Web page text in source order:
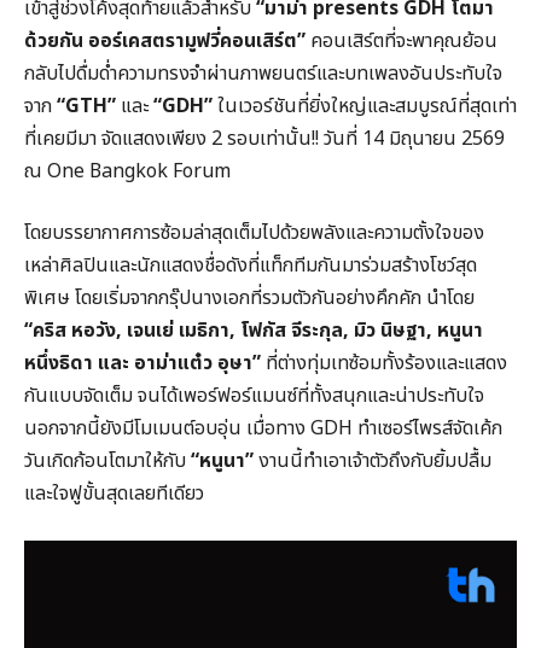
เข้าสู่ช่วงโค้งสุดท้ายแล้วสำหรับ“มาม่า presents GDH โตมา
ด้วยกัน ออร์เคสตรามูฟวี่คอนเสิร์ต” คอนเสิร์ตที่จะพาคุณย้อน
กลับไปดื่มด่ำความทรงจำผ่านภาพยนตร์และบทเพลงอันประทับใจ
จาก“GTH” และ“GDH”ในเวอร์ชันที่ยิ่งใหญ่และสมบูรณ์ที่สุดเท่า
ที่เคยมีมา จัดแสดงเพียง 2 รอบเท่านั้น!! วันที่ 14 มิถุนายน 2569
ณ One Bangkok Forum
โดยบรรยากาศการซ้อมล่าสุดเต็มไปด้วยพลังและความตั้งใจของ
เหล่าศิลปินและนักแสดงชื่อดังที่แท็กทีมกันมาร่วมสร้างโชว์สุด
พิเศษ โดยเริ่มจากกรุ๊ปนางเอกที่รวมตัวกันอย่างคึกคัก นำโดย
“คริส หอวัง, เจนเย่ เมธิกา, โฟกัส จีระกุล, มิว นิษฐา, หนูนา
หนึ่งธิดา และ อาม่าแต๋ว อุษา” ที่ต่างทุ่มเทซ้อมทั้งร้องและแสดง
กันแบบจัดเต็ม จนได้เพอร์ฟอร์แมนซ์ที่ทั้งสนุกและน่าประทับใจ
นอกจากนี้ยังมีโมเมนต์อบอุ่น เมื่อทาง GDH ทำเซอร์ไพรส์จัดเค้ก
วันเกิดก้อนโตมาให้กับ“หนูนา”งานนี้ทำเอาเจ้าตัวถึงกับยิ้มปลื้ม
และใจฟูขั้นสุดเลยทีเดียว